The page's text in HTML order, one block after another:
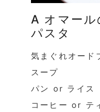
A オマール
パスタ
気まぐれオード
スープ
パン or ライス
コーヒー or テ